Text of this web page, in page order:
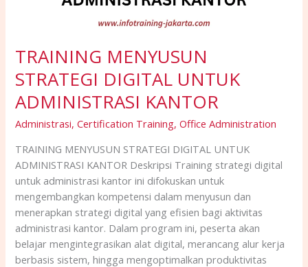
TRAINING MENYUSUN
STRATEGI DIGITAL UNTUK
ADMINISTRASI KANTOR
Administrasi,Certification Training,Office Administration
TRAINING MENYUSUN STRATEGI DIGITAL UNTUK
ADMINISTRASI KANTOR Deskripsi Training strategi digital
untuk administrasi kantor ini difokuskan untuk
mengembangkan kompetensi dalam menyusun dan
menerapkan strategi digital yang efisien bagi aktivitas
administrasi kantor. Dalam program ini, peserta akan
belajar mengintegrasikan alat digital, merancang alur kerja
berbasis sistem, hingga mengoptimalkan produktivitas